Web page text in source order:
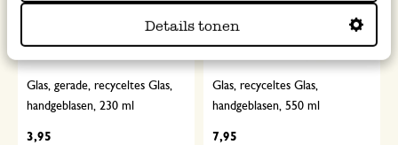
Details tonen
Glas, gerade, recyceltes Glas,
handgeblasen, 230 ml
3,95
Glas, recyceltes Glas,
handgeblasen, 550 ml
7,95